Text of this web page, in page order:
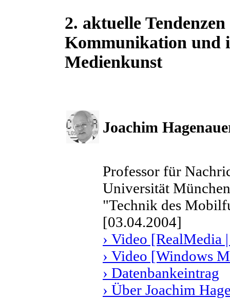
2. aktuelle
Kommunikation und
Medienkunst
Joachim
Professor für
Universität
"Technik des
[03.04.2004]
› Video [RealMedia
› Video [Windows
› Datenbankeintrag
› Über Joachim